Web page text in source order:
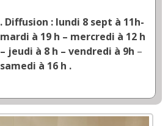
. Diffusion : lundi 8 sept à 11h-
mardi à 19 h – mercredi à 12 h
– jeudi à 8 h – vendredi à 9h –
samedi à 16 h .